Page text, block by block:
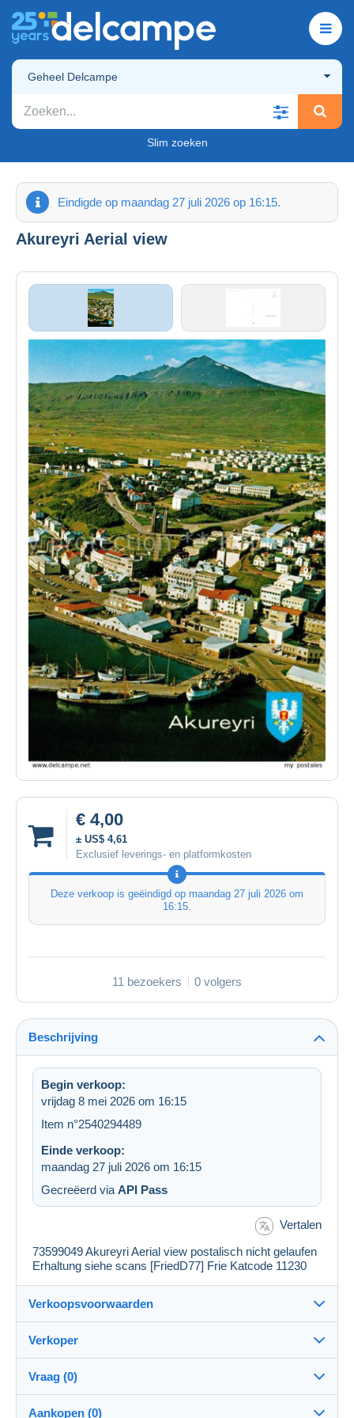
Geheel Delcampe
Slim zoeken
Eindigde op maandag 27 juli 2026 op 16:15.
Akureyri Aerial view
€ 4,00
± US$ 4,61
Exclusief leverings- en platformkosten
Deze verkoop is geëindigd op maandag 27 juli 2026 om
16:15.
11 bezoekers 0 volgers
Beschrijving
Begin verkoop:
vrijdag 8 mei 2026 om 16:15
Item n°2540294489
Einde verkoop:
maandag 27 juli 2026 om 16:15
Gecreëerd via API Pass
Vertalen
73599049 Akureyri Aerial view postalisch nicht gelaufen
Erhaltung siehe scans [FriedD77] Frie Katcode 11230
Verkoopsvoorwaarden
Details van de verkoopvoorwaarden
Verzending na betaling binnen 1 dagen
Verkoper
my_postales100%(71377x)
PRO
Vraag (0)
Aankopen (0)